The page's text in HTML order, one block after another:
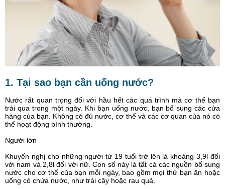
1. Tại sao bạn cần uống nước?
Nước rất quan trọng đối với hầu hết các quá trình mà cơ thể bạn
trải qua trong một ngày. Khi bạn uống nước, bạn bổ sung các cửa
hàng của bạn. Không có đủ nước, cơ thể và các cơ quan của nó có
thể hoạt động bình thường.
Người lớn
Khuyến nghị cho những người từ 19 tuổi trở lên là khoảng 3,9l đối
với nam và 2,8l đối với nữ. Con số này là tất cả các nguồn bổ sung
nước cho cơ thể của bạn mỗi ngày, bao gồm mọi thứ bạn ăn hoặc
uống có chứa nước, như trái cây hoặc rau quả.